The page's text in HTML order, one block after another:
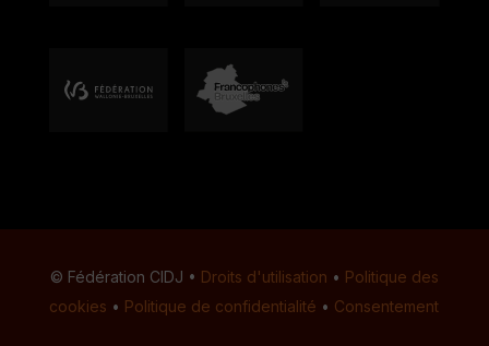
© Fédération CIDJ • Droits d'utilisation • Politique des
cookies • Politique de confidentialité • Consentement